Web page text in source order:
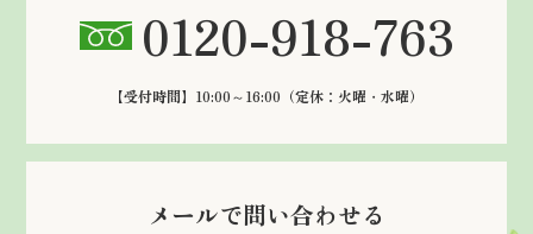
0120-918-763
【受付時間】10:00～16:00 （定休：火曜・水曜）
メールで問い合わせる